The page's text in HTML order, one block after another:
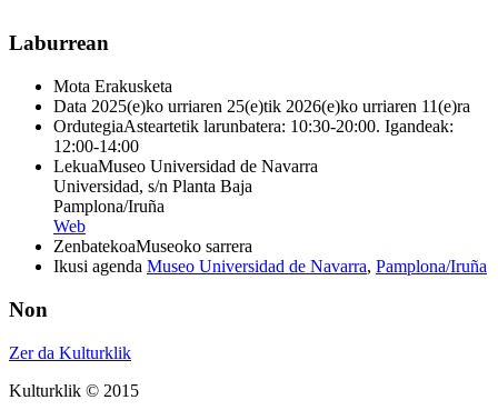
Laburrean
Mota Erakusketa
Data 2025(e)ko urriaren 25(e)tik 2026(e)ko urriaren 11(e)ra
OrdutegiaAsteartetik larunbatera: 10:30-20:00. Igandeak:
12:00-14:00
LekuaMuseo Universidad de Navarra
Universidad, s/n Planta Baja
Pamplona/Iruña
Web
ZenbatekoaMuseoko sarrera
Ikusi agenda Museo Universidad de Navarra, Pamplona/Iruña
Non
Zer da Kulturklik
Kulturklik © 2015